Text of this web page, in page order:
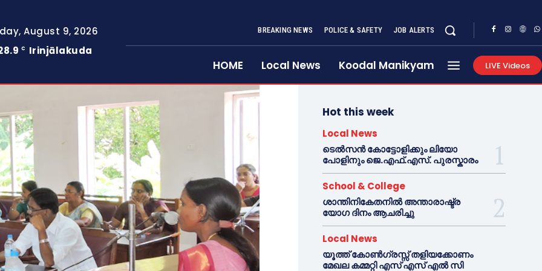
August 9, 2026
C Irinjālakuda
BREAKING NEWS POLICE & SAFETY JOB ALERTS
HOME Local News Koodal Manikyam LIVE Videos
Hot this week
Local News
ടെൽസൻ കോട്ടോളിക്കും ലിയോ
പോളിനും ജെ.എഫ്.എസ്. പുരസ്കാരം
School & College
ശാന്തിനികേതനിൽ അന്താരാഷ്ട്ര
യോഗ ദിനം ആചരിച്ചു
Local News
യൂത്ത് കോൺഗ്രസ്സ് തളിയക്കോണം
മേഖല കമ്മറ്റി എസ് എസ് എൽ സി